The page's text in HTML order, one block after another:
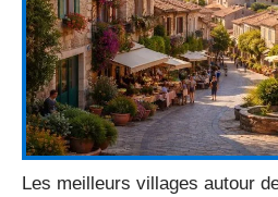
Les meilleurs villages autour